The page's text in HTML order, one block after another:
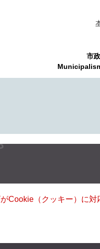
市
（クッキー）に